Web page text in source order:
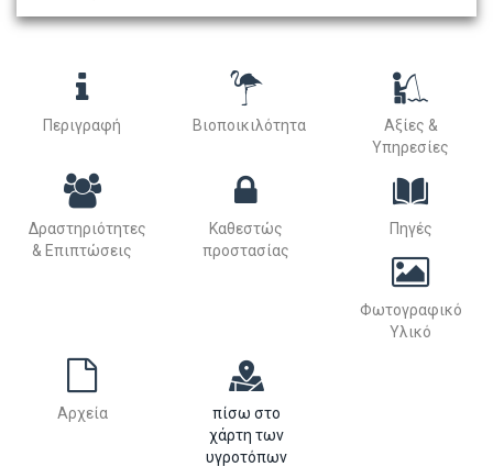
Περιγραφή Βιοποικιλότητα
Αξίες &
Υπηρεσίες
Δραστηριότητες
& Επιπτώσεις
Καθεστώς
προστασίας
Πηγές
Φωτογραφικό
Υλικό
Αρχεία
πίσω στο
χάρτη των
υγροτόπων